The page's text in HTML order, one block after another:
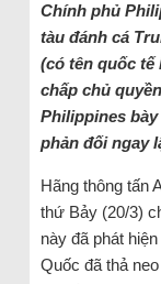
Chính phủ
tàu đánh cá
(có tên quốc tế
chấp chủ
Philippines
phản đối ngay
Hãng thông tấn
thứ Bảy (20/3)
này đã phát
Quốc đã thả